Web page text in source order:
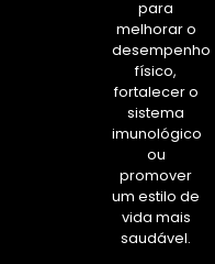
para
melhorar o
desempenho
físico,
fortalecer o
sistema
imunológico
ou
promover
um estilo de
vida mais
saudável.